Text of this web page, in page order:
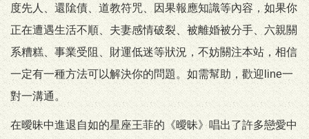
度先人、還隂債、道教符咒、因果報應知識等內容，如果你
正在遭遇生活不順、夫妻感情破裂、被離婚被分手、六親關
系糟糕、事業受阻、財運低迷等狀況，不妨關注本站，相信
一定有一種方法可以解決你的問題。如需幫助，歡迎line一
對一溝通。
在曖昧中進退自如的星座王菲的《曖昧》唱出了許多戀愛中